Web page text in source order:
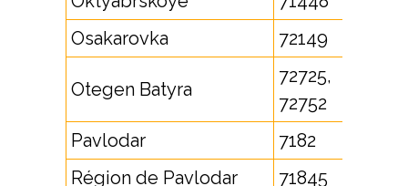
Osakarovka
72149
Otegen Batyra
72725,
72752
Pavlodar
7182
Région de Pavlodar
71845